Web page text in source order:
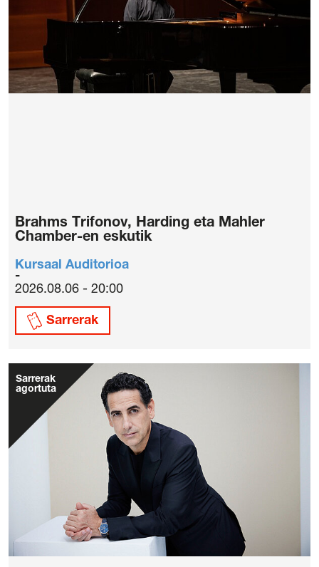
Brahms Trifonov, Harding eta Mahler
Chamber-en eskutik
Kursaal Auditorioa
2026.08.06 - 20:00
Sarrerak
Sarrerak
agortuta